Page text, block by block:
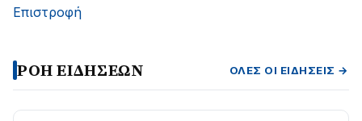
Επιστροφή
ΡΟΗ ΕΙΔΗΣΕΩΝ ΌΛΕΣ ΟΙ ΕΙΔΉΣΕΙΣ →